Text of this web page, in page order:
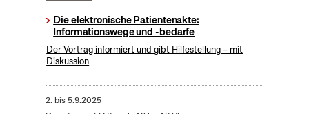
Die elektronische Patientenakte:
Informationswege und -bedarfe
Der Vortrag informiert und gibt Hilfestellung – mit
Diskussion
2. bis5.9.2025